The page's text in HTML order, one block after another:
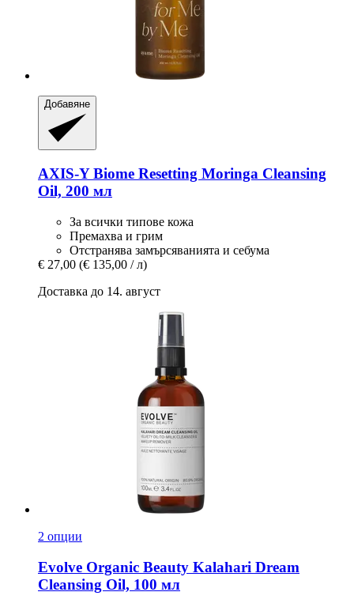
Добавяне
AXIS-YBiome Resetting Moringa Cleansing
Oil, 200 мл
За всички типове кожа
Премахва и грим
Отстранява замърсяванията и себума
€ 27,00 (€ 135,00 / л)
Доставка до 14. август
2 опции
Evolve Organic Beauty Kalahari Dream
Cleansing Oil, 100 мл